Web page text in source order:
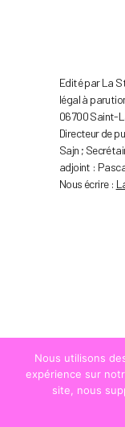
Edité par La
légal à
06700 Saint-
Directeur de
Sajn ;
adjoint :
Nous écrire :
Nous utilisons
expérience sur
site, nous